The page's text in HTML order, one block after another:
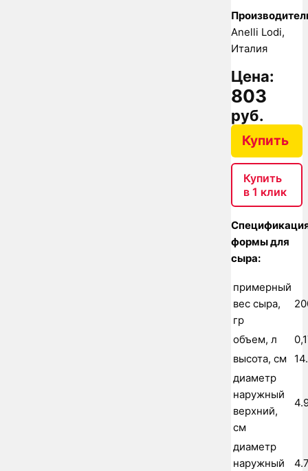
Anelli Lodi,
Италия
Цена:
803
руб.
Купить
Купить
в 1 клик
формы для
сыра:
примерный
вес сыра,
гр
объем, л
высота, см
диаметр
наружный
верхний,
см
диаметр
наружный